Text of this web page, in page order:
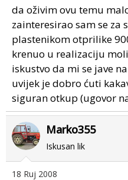
da oživim ovu temu
zainteresirao sam se za
plastenikom otprilike
krenuo u realizaciju
iskustvo da mi se jave na
uvijek je dobro ćuti
siguran otkup (ugovor
Marko355
Iskusan lik
18 Ruj 2008